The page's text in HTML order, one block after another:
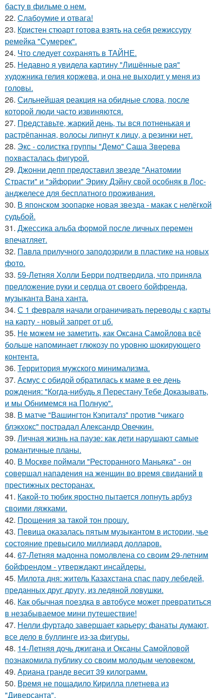
басту в фильме о нем.
22. Слабоумие и отвага!
23. Кристен стюарт готова взять на себя режиссуру
ремейка "Сумерек".
24. Что следует сохранять в ТАЙНЕ.
25. Недавно я увидела картину "Лишённые рая"
художника гелия коржева, и она не выходит у меня из
головы.
26. Сильнейшая реакция на обидные слова, после
которой люди часто извиняются.
27. Представьте, жаркий день, ты вся потненькая и
растрёпанная, волосы липнут к лицу, а резинки нет.
28. Экс - coлистка группы "Демо" Саша Зверева
пoхвасталась фигуpoй.
29. Джонни депп предоставил звезде "Анатомии
Страсти" и "эйфории" Эрику Дэйну свой особняк в Лос-
анджелесе для бесплатного проживания.
30. В японском зоопарке новая звезда - макак с нелёгкой
судьбой.
31. Джессика альба формой после личных перемен
впечатляет.
32. Павла прилучного заподозрили в пластике на новых
фото.
33. 59-Летняя Холли Берри подтвердила, что приняла
предложение руки и сердца от своего бойфренда,
музыканта Вана ханта.
34. С 1 февраля начали ограничивать переводы с карты
на карту - новый запрет от цб.
35. Не можем не заметить, как Оксана Самойлова всё
больше напоминает глюкозу по уровню шокирующего
контента.
36. Территория мужского минимализма.
37. Асмус с обидой обратилась к маме в ее день
рождения: "Когда-нибудь я Перестану Тебе Доказывать,
и мы Обнимемся на Полную".
38. В матче "Вашингтон Кэпиталз" против "чикаго
блэкхокс" пострадал Александр Овечкин.
39. Личная жизнь на паузе: как дети нарушают самые
романтичные планы.
40. В Москве поймали "Ресторанного Маньяка" - он
совершал нападения на женщин во время свиданий в
престижных ресторанах.
41. Какой-то тюбик яростно пытается лопнуть арбуз
своими ляжками.
42. Прощения за такой тон прошу.
43. Певица оказалась пятым музыкантом в истории, чье
состояние превысило миллиард долларов.
44. 67-Летняя мадонна помолвлена со своим 29-летним
бойфрендом - утверждают инсайдеры.
45. Милота дня: житель Казахстана спас пару лебедей,
преданных друг другу, из ледяной ловушки.
46. Как обычная поездка в автобусе может превратиться
в незабываемое мини путешествие!
47. Нелли фуртадо завершает карьеру: фанаты думают,
все дело в буллинге из-за фигуры.
48. 14-Летняя дочь джигана и Оксаны Самойловой
познакомила публику со своим молодым человеком.
49. Ариана гранде весит 39 килограмм.
50. Время не пощадило Кирилла плетнева из
"Диверсанта".